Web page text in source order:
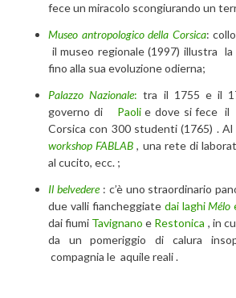
fece un miracolo scongiurando un
Museo antropologico della Corsica:
il museo regionale (1997) illustra la
fino alla sua evoluzione odierna;
Palazzo Nazionale: tra il 1755 e il
governo di
Paolie dove si fece il
Corsica con 300 studenti (1765) .
workshop FABLAB , una rete di
al cucito, ecc. ;
Il belvedere: c’è uno straordinario
due valli fiancheggiate dai laghiMélo
dai fiumi Tavignano e Restonica , in
da un pomeriggio di calura
compagnia le aquile reali .